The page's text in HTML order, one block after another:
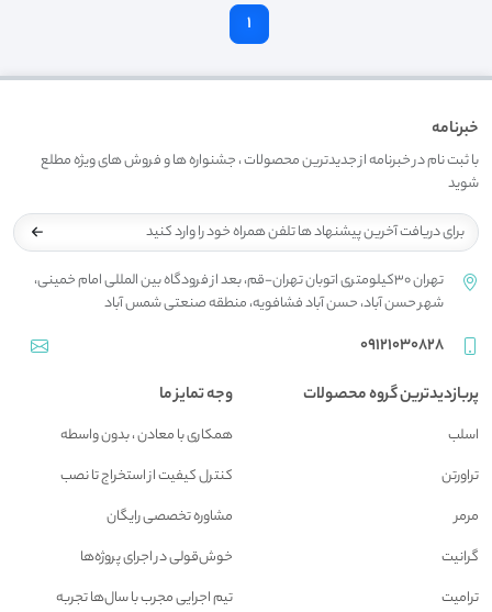
1
خبرنامه
با ثبت نام در خبرنامه از جدیدترین محصولات ، جشنواره ها و فروش های ویژه مطلع
شوید
تهران 30کیلومتری اتوبان تهران-قم، بعد از فرودگاه بین المللی امام خمینی،
شهر حسن آباد، حسن آباد فشافویه، منطقه صنعتی شمس آباد
09121030828
پربازدیدترین گروه محصولات
اسلب
تراورتن
مرمر
گرانیت
ترامیت
وجه تمایز ما
همکاری با معادن ، بدون واسطه
کنترل کیفیت از استخراج تا نصب
مشاوره تخصصی رایگان
خوش‌قولی در اجرای پروژه‌ها
تیم اجرایی مجرب با سال‌ها تجربه